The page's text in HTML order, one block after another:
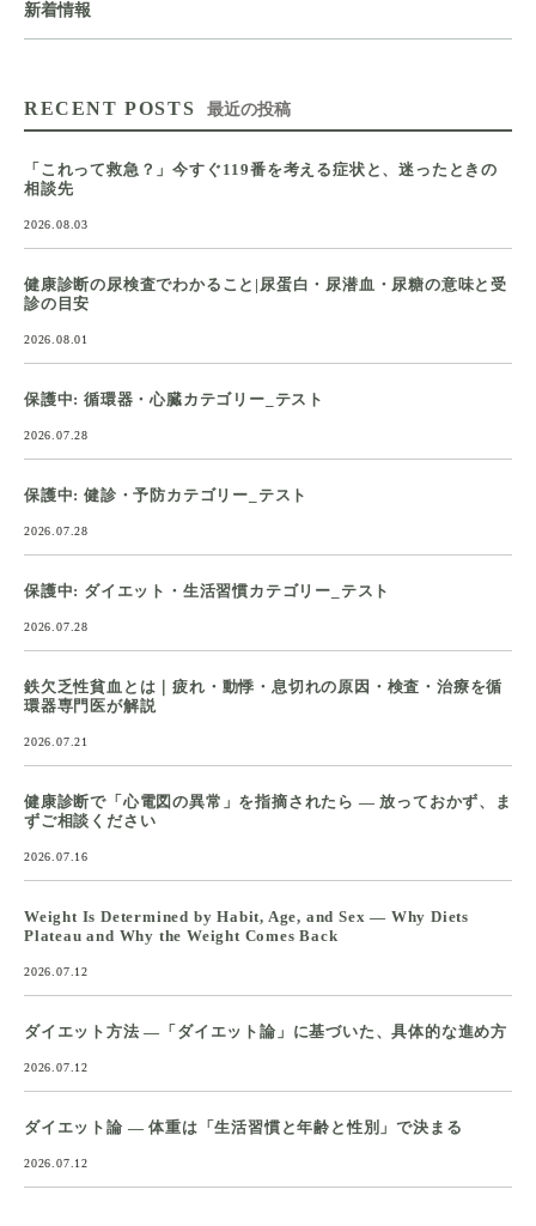
新着情報
RECENT POSTS 最近の投稿
「これって救急？」今すぐ119番を考える症状と、迷ったときの
相談先
2026.08.03
健康診断の尿検査でわかること|尿蛋白・尿潜血・尿糖の意味と受
診の目安
2026.08.01
保護中: 循環器・心臓カテゴリー_テスト
2026.07.28
保護中: 健診・予防カテゴリー_テスト
2026.07.28
保護中: ダイエット・生活習慣カテゴリー_テスト
2026.07.28
鉄欠乏性貧血とは｜疲れ・動悸・息切れの原因・検査・治療を循
環器専門医が解説
2026.07.21
健康診断で「心電図の異常」を指摘されたら ― 放っておかず、ま
ずご相談ください
2026.07.16
Weight Is Determined by Habit, Age, and Sex — Why Diets
Plateau and Why the Weight Comes Back
2026.07.12
ダイエット方法 ―「ダイエット論」に基づいた、具体的な進め方
2026.07.12
ダイエット論 ― 体重は「生活習慣と年齢と性別」で決まる
2026.07.12